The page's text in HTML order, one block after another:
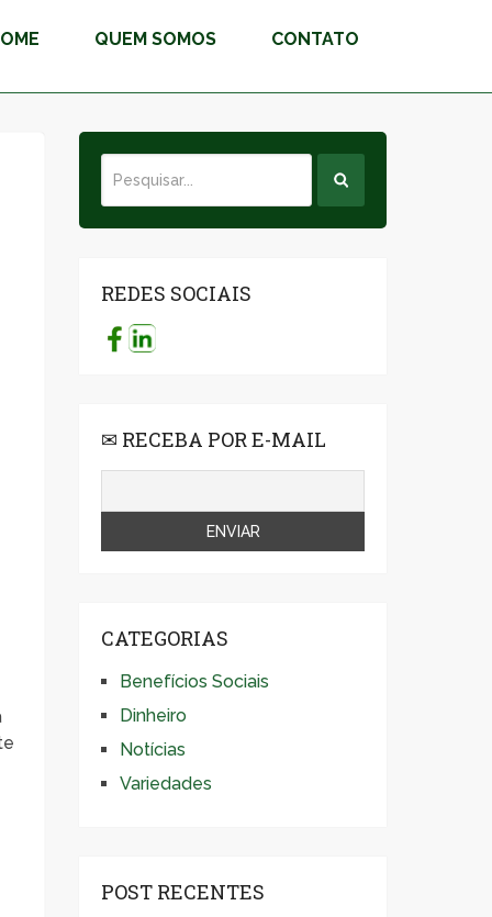
QUEM SOMOS CONTATO
REDES SOCIAIS
✉ RECEBA POR E-MAIL
CATEGORIAS
Benefícios Sociais
Dinheiro
Notícias
Variedades
POST RECENTES